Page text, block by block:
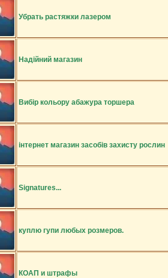
Убрать растяжки лазером
Надійний магазин
Вибір кольору абажура торшера
інтернет магазин засобів захисту рослин
Signatures...
куплю гупи любых розмеров.
КОАП и штрафы